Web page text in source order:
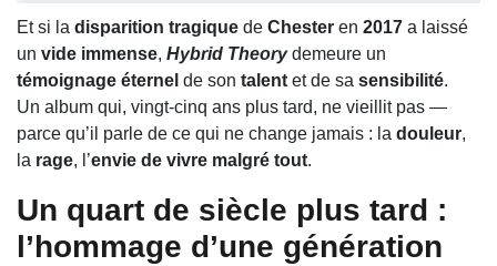
Et si la disparition tragique de Chester en 2017 a laissé
un vide immense, Hybrid Theorydemeure un
témoignage éternel de son talent et de sa sensibilité.
Un album qui, vingt-cinq ans plus tard, ne vieillit pas —
parce qu’il parle de ce qui ne change jamais : la douleur,
la rage, l’envie de vivre malgré tout.
Un quart de siècle plus tard :
l’hommage d’une génération